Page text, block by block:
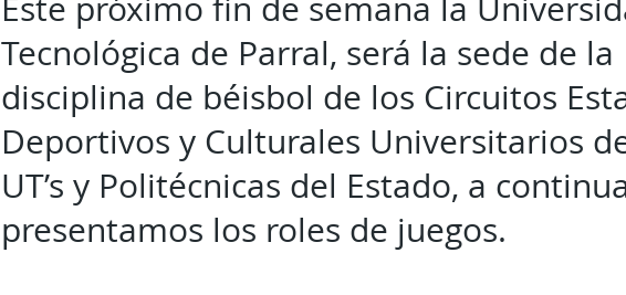
Este próximo fin de semana la
Tecnológica de Parral, será la sede de la
disciplina de béisbol de los Circuitos
Deportivos y Culturales Universitarios
UT’s y Politécnicas del Estado, a
presentamos los roles de juegos.